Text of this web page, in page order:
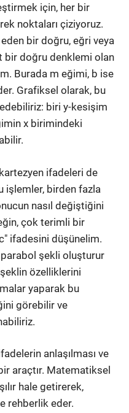
için, her bir
noktaları çiziyoruz.
bir doğru, eğri veya
bir doğru denklemi olan
Burada m eğimi, b ise
Grafiksel olarak, bu
biri y-kesişim
x birimindeki
ifadeleri de
işlemler, birden fazla
nasıl değiştiğini
çok terimli bir
ifadesini düşünelim.
şekli oluşturur
özelliklerini
yaparak bu
görebilir ve
anlaşılması ve
araçtır. Matematiksel
hale getirerek,
rehberlik eder.